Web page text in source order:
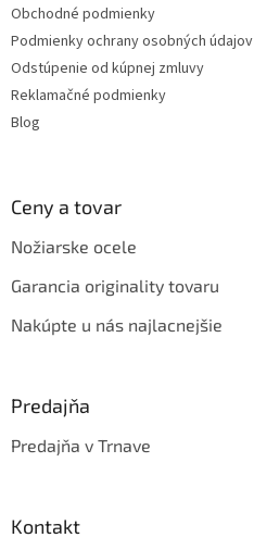
y
Obchodné podmienky
Podmienky ochrany osobných údajov
Odstúpenie od kúpnej zmluvy
Reklamačné podmienky
Blog
Ceny a tovar
Nožiarske ocele
Garancia originality tovaru
Nakúpte u nás najlacnejšie
Predajňa
Predajňa v Trnave
Kontakt